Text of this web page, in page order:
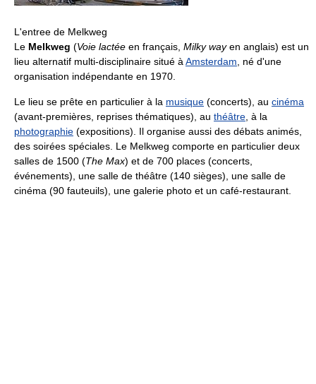
L'entree de Melkweg
Le Melkweg (Voie lactée en français, Milky wayen anglais) est un
lieu alternatif multi-disciplinaire situé à Amsterdam , né d'une
organisation indépendante en 1970.
Le lieu se prête en particulier à la musique (concerts), au cinéma
(avant-premières, reprises thématiques), au théâtre , à la
photographie (expositions). Il organise aussi des débats animés,
des soirées spéciales. Le Melkweg comporte en particulier deux
salles de 1500 (The Max) et de 700 places (concerts,
événements), une salle de théâtre (140 sièges), une salle de
cinéma (90 fauteuils), une galerie photo et un café-restaurant.